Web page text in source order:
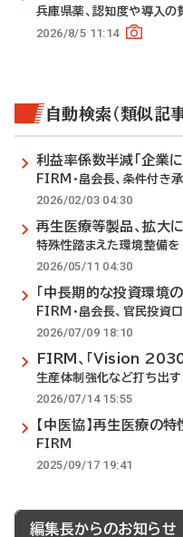
兵庫県薬、認知度や導入の
2026/8/5 11:14
自動検索（類似記
利益率係数半減「企業
FIRM・畠会長、条件付き
2026/02/03 04:30
再生医療等製品、拡大
特殊性踏まえた環境整備を
2026/05/11 04:30
「中長期的な投資環境
FIRM・畠会長、官民投資
2026/07/09 18:10
FIRM、「Vision 2030
生産体制強化など打ち出す
2026/07/14 15:55
【中医協】再生医療の
FIRM
2025/09/17 19:41
編集長からのお知らせ